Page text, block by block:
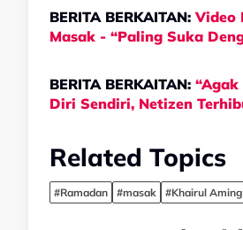
BERITA BERKAITAN: Video
Masak - “Paling Suka
BERITA BERKAITAN:
Diri Sendiri, Netizen
Related Topics
#Ramadan #masak #Khairul Aming